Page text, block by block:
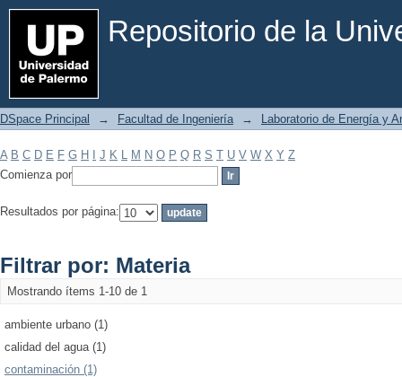
Repositorio de la
Filtrar por: Materia
DSpace Principal → Facultad de Ingeniería → Laboratorio de Energía y
A B C D E F G H J K L M N O P Q R S T U V W X Y Z
Comienza por
Resultados por página:
Filtrar por: Materia
Mostrando ítems 1-10 de 1
ambiente urbano (1)
calidad del agua (1)
contaminación (1)